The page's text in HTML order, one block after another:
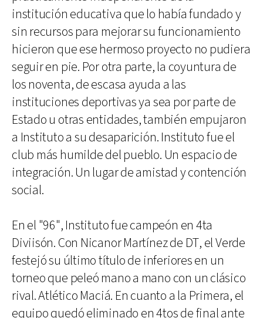
institución educativa que lo había fundado y
sin recursos para mejorar su funcionamiento
hicieron que ese hermoso proyecto no pudiera
seguir en pie. Por otra parte, la coyuntura de
los noventa, de escasa ayuda a las
instituciones deportivas ya sea por parte de
Estado u otras entidades, también empujaron
a Instituto a su desaparición. Instituto fue el
club más humilde del pueblo. Un espacio de
integración. Un lugar de amistad y contención
social.
En el "96", Instituto fue campeón en 4ta
Diviisón. Con Nicanor Martínez de DT, el Verde
festejó su último título de inferiores en un
torneo que peleó mano a mano con un clásico
rival. Atlético Maciá. En cuanto a la Primera, el
equipo quedó eliminado en 4tos de final ante